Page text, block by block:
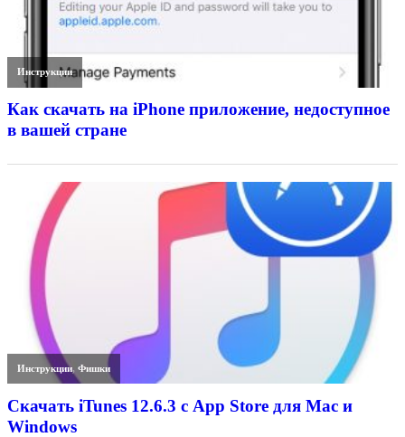
Инструкции
Как скачать на iPhone приложение, недоступное
в вашей стране
Инструкции,Фишки
Скачать iTunes 12.6.3 с App Store для Mac и
Windows